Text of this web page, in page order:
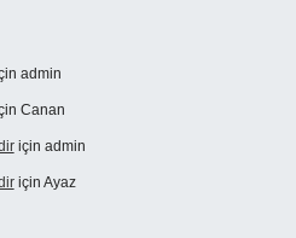
admin
Canan
için admin
için Ayaz